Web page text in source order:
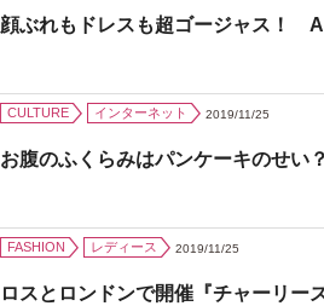
顔ぶれもドレスも超ゴージャス！
CULTURE インターネット 2019/11/25
お腹のふくらみはパンケーキのせ
FASHION レディース 2019/11/25
ロスとロンドンで開催『チャーリ